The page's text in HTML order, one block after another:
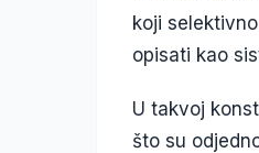
koji
opisati kao
U takvoj
što su